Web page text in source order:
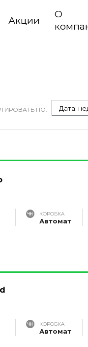
Акции
О
ПО: Дата:
КОРОБКА
Автомат
КОРОБКА
Автомат